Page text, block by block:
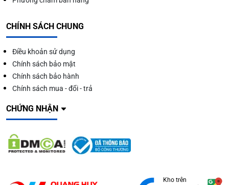
CHÍNH SÁCH CHUNG
Điều khoản sử dụng
Chính sách bảo mật
Chính sách bảo hành
Chính sách mua - đổi - trả
CHỨNG NHẬN
Kho trên